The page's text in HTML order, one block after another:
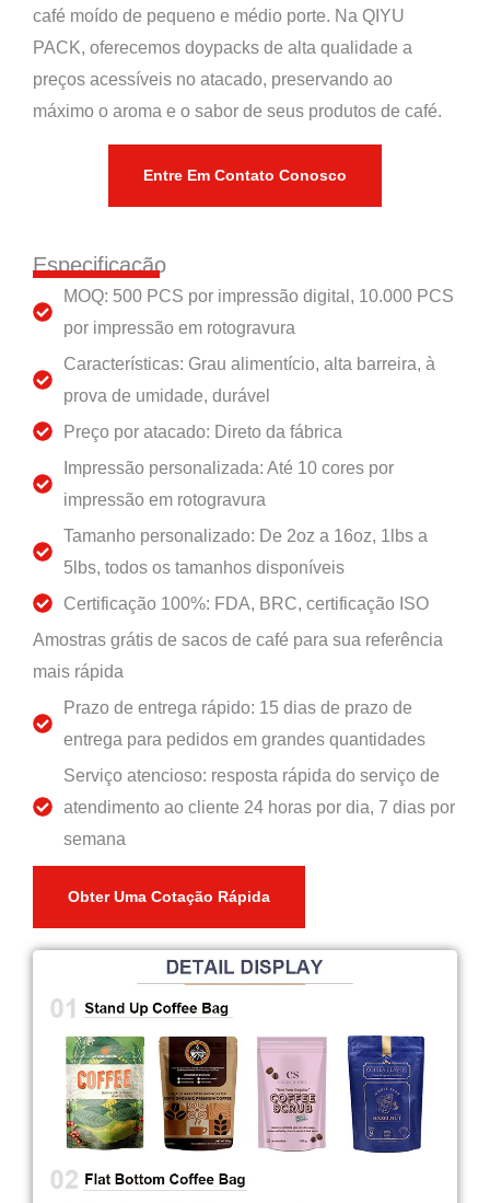
café moído de pequeno e médio porte. Na QIYU
PACK, oferecemos doypacks de alta qualidade a
preços acessíveis no atacado, preservando ao
máximo o aroma e o sabor de seus produtos de café.
Entre Em Contato Conosco
Especificação
MOQ: 500 PCS por impressão digital, 10.000 PCS
por impressão em rotogravura
Características: Grau alimentício, alta barreira, à
prova de umidade, durável
Preço por atacado: Direto da fábrica
Impressão personalizada: Até 10 cores por
impressão em rotogravura
Tamanho personalizado: De 2oz a 16oz, 1lbs a
5lbs, todos os tamanhos disponíveis
Certificação 100%: FDA, BRC, certificação ISO
Amostras grátis de sacos de café para sua referência
mais rápida
Prazo de entrega rápido: 15 dias de prazo de
entrega para pedidos em grandes quantidades
Serviço atencioso: resposta rápida do serviço de
atendimento ao cliente 24 horas por dia, 7 dias por
semana
Obter Uma Cotação Rápida